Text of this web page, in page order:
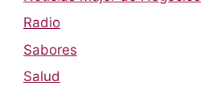
Radio
Sabores
Salud